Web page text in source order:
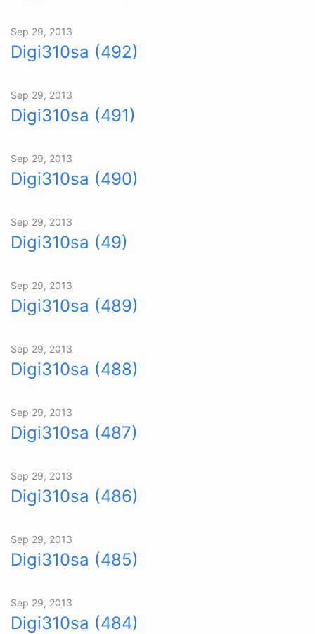
Sep 29, 2013
Digi310sa (492)
Sep 29, 2013
Digi310sa (491)
Sep 29, 2013
Digi310sa (490)
Sep 29, 2013
Digi310sa (49)
Sep 29, 2013
Digi310sa (489)
Sep 29, 2013
Digi310sa (488)
Sep 29, 2013
Digi310sa (487)
Sep 29, 2013
Digi310sa (486)
Sep 29, 2013
Digi310sa (485)
Sep 29, 2013
Digi310sa (484)